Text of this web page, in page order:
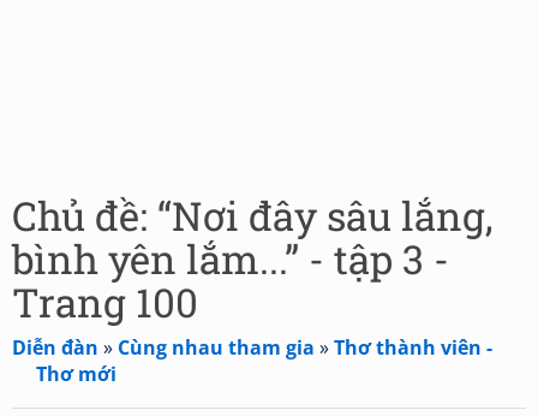
Chủ đề: “Nơi đây sâu lắng,
bình yên lắm...” - tập 3 -
Trang 100
Diễn đàn » Cùng nhau tham gia »Thơ thành viên -
Thơ mới